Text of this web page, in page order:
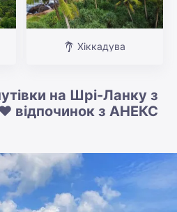
Хіккадува
на Шрі-Ланку з
відпочинок з АНЕКС